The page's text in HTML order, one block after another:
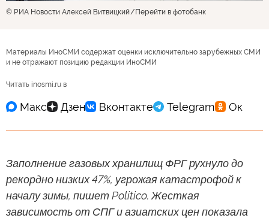
© РИА Новости Алексей Витвицкий Перейти в фотобанк
Материалы ИноСМИ содержат оценки исключительно зарубежных СМИ
и не отражают позицию редакции ИноСМИ
Читать inosmi.ru в
Заполнение газовых хранилищ ФРГ рухнуло до
рекордно низких 47%, угрожая катастрофой к
началу зимы, пишет Politico. Жесткая
зависимость от СПГ и азиатских цен показала